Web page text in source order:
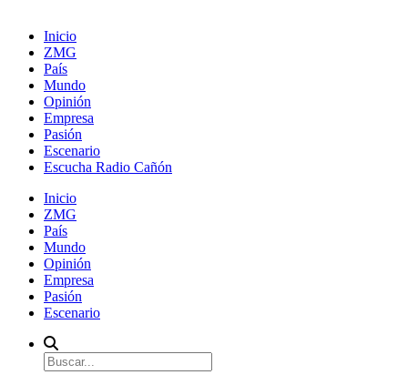
Inicio
ZMG
País
Mundo
Opinión
Empresa
Pasión
Escenario
Escucha Radio Cañón
Inicio
ZMG
País
Mundo
Opinión
Empresa
Pasión
Escenario